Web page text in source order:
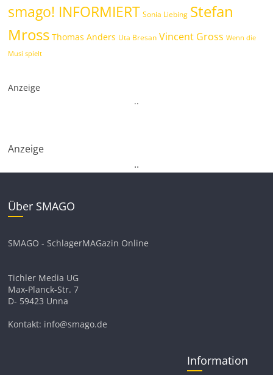
smago! INFORMIERT Sonia Liebing Stefan
Mross Thomas Anders Uta Bresan Vincent Gross Wenn die
Musi spielt
Anzeige
..
Anzeige
..
Über SMAGO
SMAGO - SchlagerMAGazin Online
Tichler Media UG
Max-Planck-Str. 7
D- 59423 Unna
Kontakt: info@smago.de
Information